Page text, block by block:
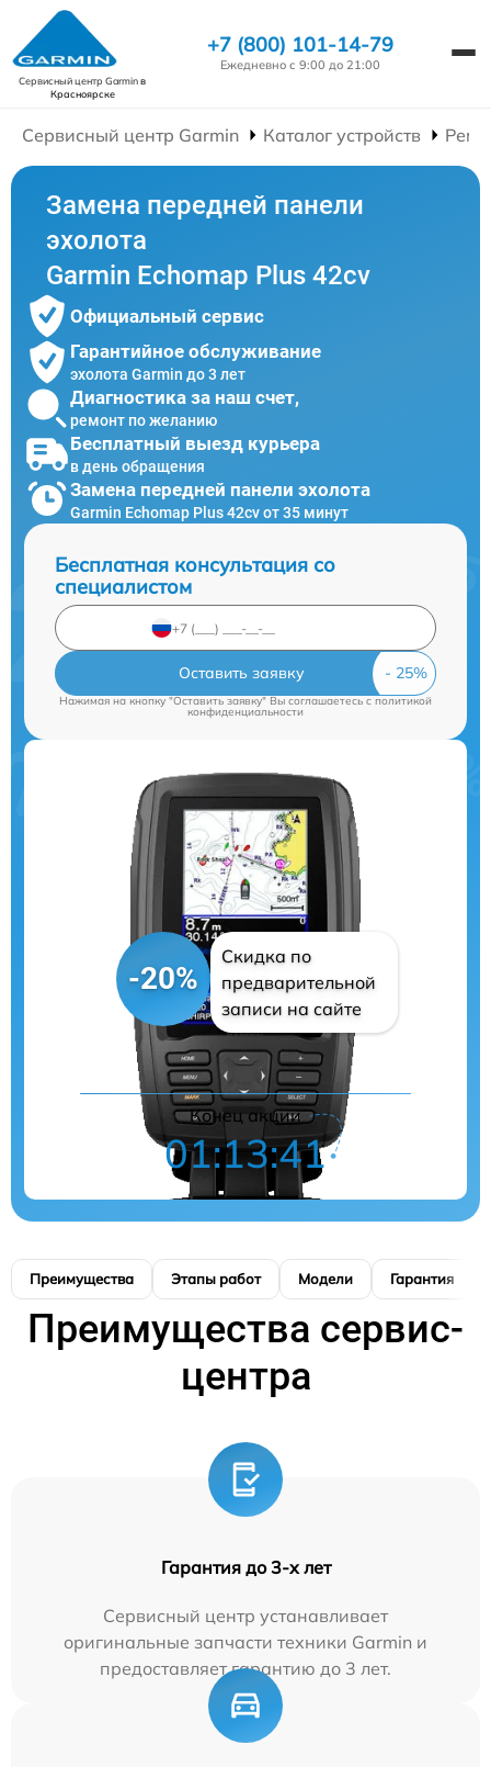
Сервисный центр Garminв
Красноярске
+7 (800) 101-14-79
Ежедневно с 9:00 до 21:00
Сервисный центр Garmin Каталог устройств
Замена передней панели
эхолота
Garmin Echomap Plus 42cv
Официальный сервис
Гарантийное обслуживание
эхолота Garmin до 3 лет
Диагностика за наш счет,
ремонт по желанию
Бесплатный выезд курьера
в день обращения
Замена передней панели эхолота
Garmin Echomap Plus 42cv от 35 минут
Бесплатная консультация со
специалистом
Оставить заявку
Нажимая на кнопку "Оставить заявку" Вы соглашаетесь cполитикой
конфиденциальности
-20%
Скидка по
предварительной
записи на сайте
Конец акции
01:13:40
Преимущества Этапы работ Модели Гарантия
Преимущества сервис-
центра
Гарантия до 3-х лет
Сервисный центр устанавливает
оригинальные запчасти техники Garmin и
предоставляет гарантию до 3 лет.